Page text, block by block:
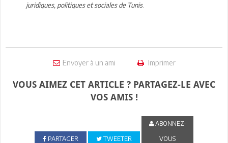
juridiques, politiques et sociales de Tunis.
Envoyer à un ami Imprimer
VOUS AIMEZ CET ARTICLE ? PARTAGEZ-LE AVEC
VOS AMIS !
PARTAGER TWEETER
ABONNEZ-
VOUS